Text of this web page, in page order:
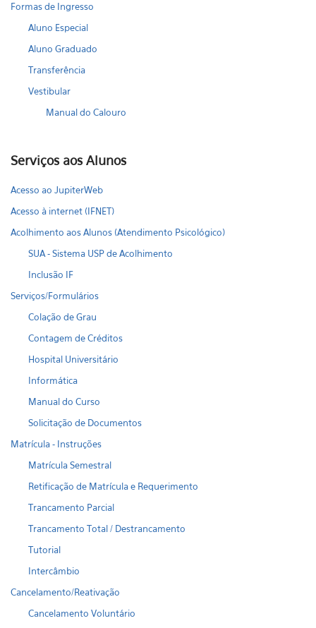
Formas de Ingresso
Aluno Especial
Aluno Graduado
Transferência
Vestibular
Manual do Calouro
Serviços aos Alunos
Acesso ao JupiterWeb
Acesso à internet (IFNET)
Acolhimento aos Alunos (Atendimento Psicológico)
SUA - Sistema USP de Acolhimento
Inclusão IF
Serviços/Formulários
Colação de Grau
Contagem de Créditos
Hospital Universitário
Informática
Manual do Curso
Solicitação de Documentos
Matrícula - Instruções
Matrícula Semestral
Retificação de Matrícula e Requerimento
Trancamento Parcial
Trancamento Total / Destrancamento
Tutorial
Intercâmbio
Cancelamento/Reativação
Cancelamento Voluntário